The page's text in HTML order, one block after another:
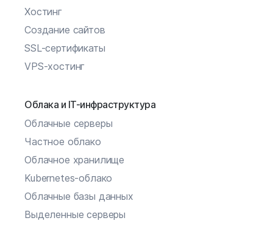
Хостинг
Создание сайтов
SSL-сертификаты
VPS-хостинг
Облака и IT-инфраструктура
Облачные серверы
Частное облако
Облачное хранилище
Kubernetes-облако
Облачные базы данных
Выделенные серверы